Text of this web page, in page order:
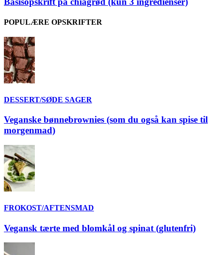
POPULÆRE OPSKRIFTER
DESSERT/SØDE SAGER
Veganske bønnebrownies (som du også kan spise til
morgenmad)
FROKOST/AFTENSMAD
Vegansk tærte med blomkål og spinat (glutenfri)